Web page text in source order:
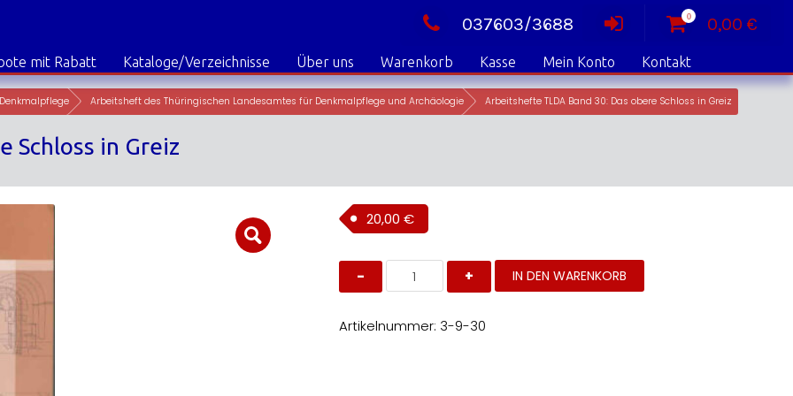
037603/3688 0 0,00 €
mit Rabatt Kataloge/Verzeichnisse Über uns Warenkorb Kasse Mein Konto Kontakt
Denkmalpflege Arbeitsheft des Thüringischen Landesamtes für Denkmalpflege und Archäologie Arbeitshefte TLDA Band 30: Das obere Schloss in Greiz
Schloss in Greiz
20,00 €
Arbeitshefte
TLDA
Band
Das
obere
IN DEN WARENKORB
Artikelnummer: 3-9-30